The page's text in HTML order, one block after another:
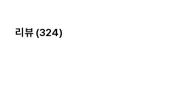
리뷰 (324)